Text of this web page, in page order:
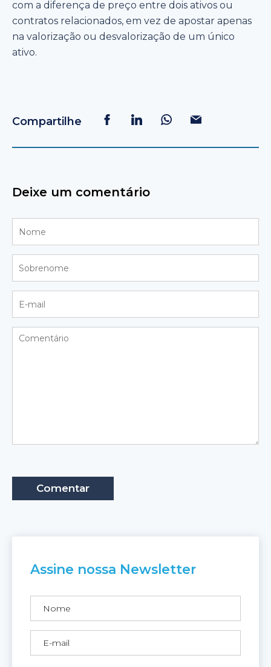
com a diferença de preço entre dois ativos ou
contratos relacionados, em vez de apostar apenas
na valorização ou desvalorização de um único
ativo.
Compartilhe
Deixe um comentário
Assine nossa Newsletter